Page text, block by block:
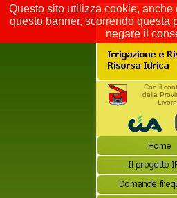
Con il
della
Questo sito utilizza cookie,
questo banner, scorrendo
negare il